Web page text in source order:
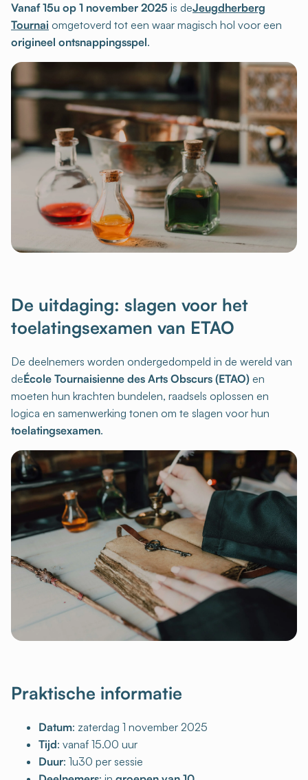
Vanaf 15u op 1 november 2025 is deJeugdherberg
Tournai omgetoverd tot een waar magisch hol voor een
origineel ontsnappingsspel.
De uitdaging: slagen voor het
toelatingsexamen van ETAO
De deelnemers worden ondergedompeld in de wereld van
deÉcole Tournaisienne des Arts Obscurs (ETAO) en
moeten hun krachten bundelen, raadsels oplossen en
logica en samenwerking tonen om te slagen voor hun
toelatingsexamen.
Praktische informatie
Datum: zaterdag 1 november 2025
Tijd: vanaf 15.00 uur
Duur: 1u30 per sessie